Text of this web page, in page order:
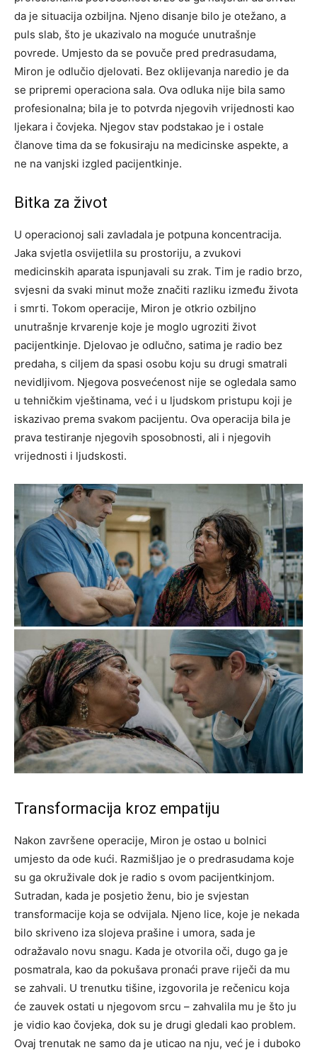
da je situacija ozbiljna. Njeno disanje bilo je otežano, a
puls slab, što je ukazivalo na moguće unutrašnje
povrede. Umjesto da se povuče pred predrasudama,
Miron je odlučio djelovati. Bez oklijevanja naredio je da
se pripremi operaciona sala. Ova odluka nije bila samo
profesionalna; bila je to potvrda njegovih vrijednosti kao
ljekara i čovjeka. Njegov stav podstakao je i ostale
članove tima da se fokusiraju na medicinske aspekte, a
ne na vanjski izgled pacijentkinje.
Bitka za život
U operacionoj sali zavladala je potpuna koncentracija.
Jaka svjetla osvijetlila su prostoriju, a zvukovi
medicinskih aparata ispunjavali su zrak. Tim je radio brzo,
svjesni da svaki minut može značiti razliku između života
i smrti. Tokom operacije, Miron je otkrio ozbiljno
unutrašnje krvarenje koje je moglo ugroziti život
pacijentkinje. Djelovao je odlučno, satima je radio bez
predaha, s ciljem da spasi osobu koju su drugi smatrali
nevidljivom. Njegova posvećenost nije se ogledala samo
u tehničkim vještinama, već i u ljudskom pristupu koji je
iskazivao prema svakom pacijentu. Ova operacija bila je
prava testiranje njegovih sposobnosti, ali i njegovih
vrijednosti i ljudskosti.
Transformacija kroz empatiju
Nakon završene operacije, Miron je ostao u bolnici
umjesto da ode kući. Razmišljao je o predrasudama koje
su ga okruživale dok je radio s ovom pacijentkinjom.
Sutradan, kada je posjetio ženu, bio je svjestan
transformacije koja se odvijala. Njeno lice, koje je nekada
bilo skriveno iza slojeva prašine i umora, sada je
odražavalo novu snagu. Kada je otvorila oči, dugo ga je
posmatrala, kao da pokušava pronaći prave riječi da mu
se zahvali. U trenutku tišine, izgovorila je rečenicu koja
će zauvek ostati u njegovom srcu – zahvalila mu je što ju
je vidio kao čovjeka, dok su je drugi gledali kao problem.
Ovaj trenutak ne samo da je uticao na nju, već je i duboko